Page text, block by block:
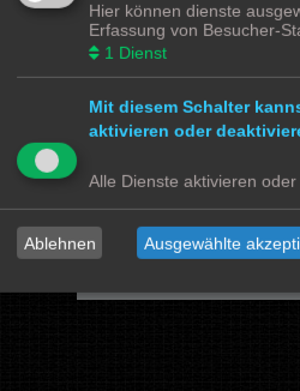
Das Mittelleiter Magazin
Olli's Modellbahn Seite
Von Klockenstedt über Bürenwerder
Social Media
Bimm MOBA TV <- YouTube
lenasmodellbahn <- Instagram
Länderbahnzeit im Modell <-
mo87.de Infos und News zur H0
Hamburger Hochbahn Modelle
Hier können dienste
Erfassung von Besucher-
1 Dienst
Mit diesem Schalter
aktivieren oder
Alle Dienste aktivieren
Ablehnen Ausgewählte